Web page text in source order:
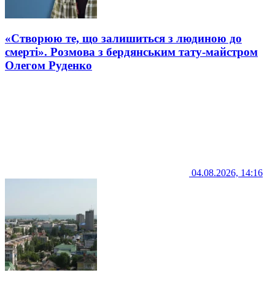
«Створюю те, що залишиться з людиною до
смерті». Розмова з бердянським тату-майстром
Олегом Руденко
04.08.2026, 14:16